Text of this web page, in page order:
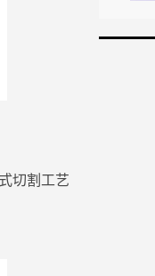
切割工艺